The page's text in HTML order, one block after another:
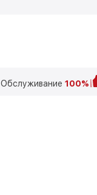
Обслуживание 100%